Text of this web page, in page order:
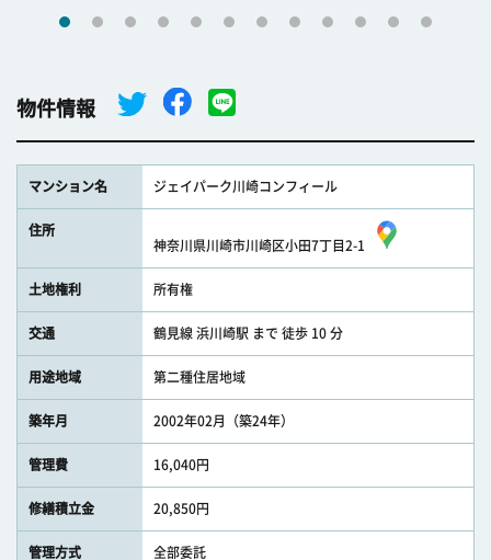
物件情報
マンション名 ジェイパーク川崎コンフィール
住所
神奈川県川崎市川崎区小田7丁目2-1
土地権利 所有権
交通 鶴見線 浜川崎駅 まで 徒歩 10 分
用途地域 第二種住居地域
築年月 2002年02月（築24年）
管理費 16,040円
修繕積立金 20,850円
管理方式 全部委託